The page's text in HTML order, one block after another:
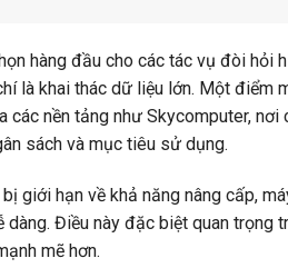
hàng đầu cho các tác vụ đòi hỏi
là khai thác dữ liệu lớn. Một
các nền tảng như Skycomputer,
sách và mục tiêu sử dụng.
giới hạn về khả năng nâng cấp,
dàng. Điều này đặc biệt quan
mẽ hơn.